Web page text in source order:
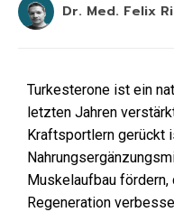
Dr. Med. Felix
Turkesterone ist ein
letzten Jahren
Kraftsportlern gerückt
Muskelaufbau
Regeneration